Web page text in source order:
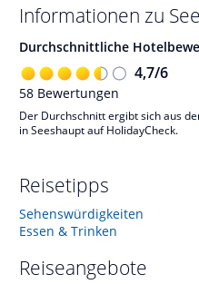
Informationen zu
Durchschnittliche
4,7/6
58 Bewertungen
Der Durchschnitt ergibt sich aus
in Seeshaupt auf HolidayCheck.
Reisetipps
Sehenswürdigkeiten
Essen & Trinken
Reiseangebote